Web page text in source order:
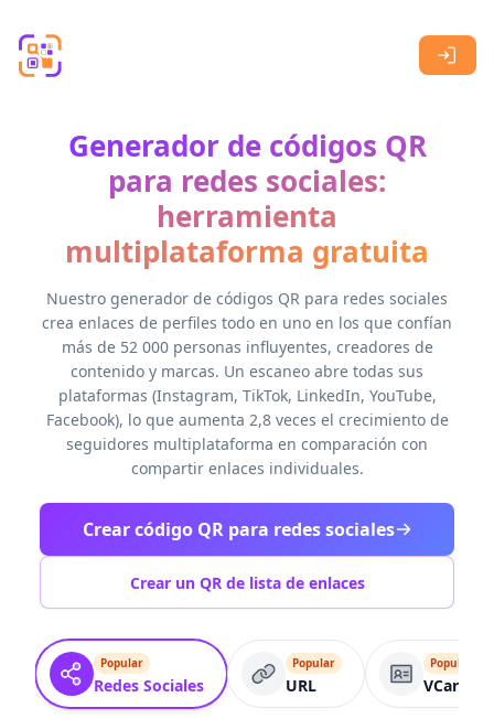
Generador de códigos QR
para redes sociales:
herramienta
multiplataforma gratuita
Nuestro generador de códigos QR para redes sociales
crea enlaces de perfiles todo en uno en los que confían
más de 52 000 personas influyentes, creadores de
contenido y marcas. Un escaneo abre todas sus
plataformas (Instagram, TikTok, LinkedIn, YouTube,
Facebook), lo que aumenta 2,8 veces el crecimiento de
seguidores multiplataforma en comparación con
compartir enlaces individuales.
Crear código QR para redes sociales
Crear un QR de lista de enlaces
Popular
Redes Sociales
Popular
URL
Popular
VCard